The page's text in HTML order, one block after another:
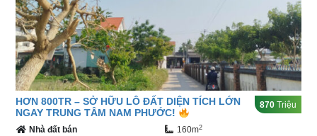
HƠN 800TR – SỞ HỮU LÔ ĐẤT DIỆN TÍCH LỚN
NGAY TRUNG TÂM NAM PHƯỚC!
870 Triệu
Nhà đất bán 160m2